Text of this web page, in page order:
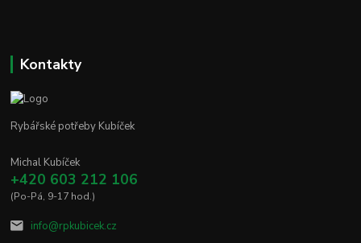
Kontakty
Rybářské potřeby Kubíček
Michal Kubíček
+420 603 212 106
(Po-Pá, 9-17 hod.)
info@rpkubicek.cz